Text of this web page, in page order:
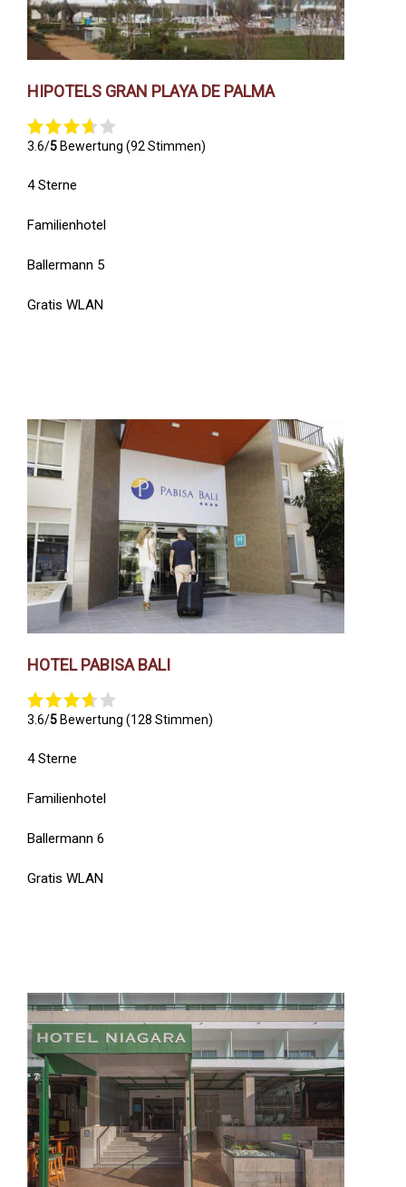
HIPOTELS GRAN PLAYA DE PALMA
3.6/5 Bewertung (92 Stimmen)
4 Sterne
Familienhotel
Ballermann 5
Gratis WLAN
HOTEL PABISA BALI
3.6/5 Bewertung (128 Stimmen)
4 Sterne
Familienhotel
Ballermann 6
Gratis WLAN